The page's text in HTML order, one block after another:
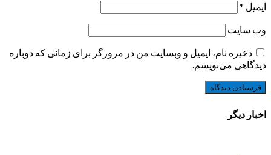
ایمیل *
وب‌ سایت
ذخیره نام، ایمیل و وبسایت من در مرورگر برای زمانی که دوباره
دیدگاهی می‌نویسم.
اخبار دیگر